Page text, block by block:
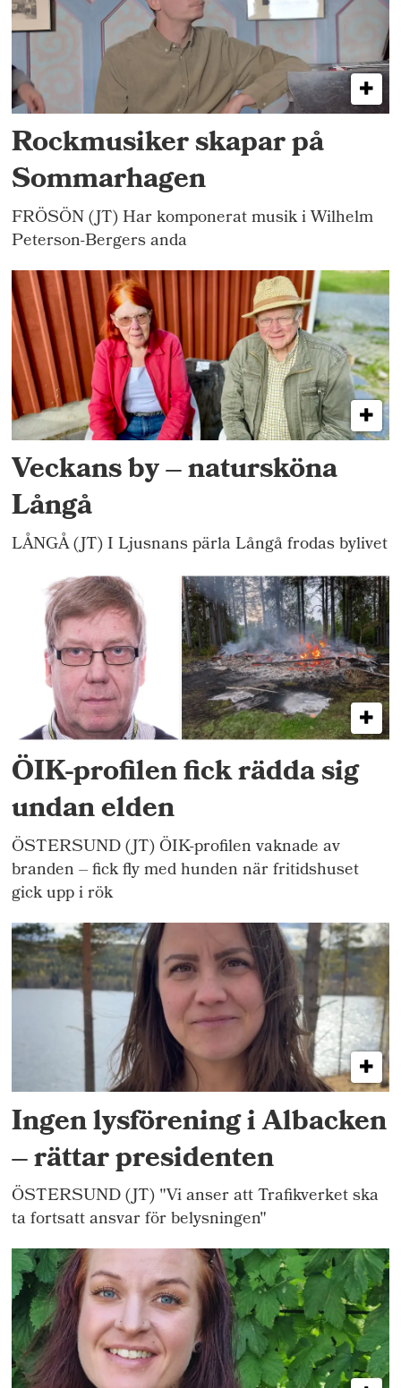
Rockmusiker skapar på
Sommarhagen
FRÖSÖN (JT) Har komponerat musik i Wilhelm
Peterson-Bergers anda
Veckans by – natursköna
Långå
LÅNGÅ (JT) I Ljusnans pärla Långå frodas bylivet
ÖIK-profilen fick rädda sig
undan elden
ÖSTERSUND (JT) ÖIK-profilen vaknade av
branden – fick fly med hunden när fritidshuset
gick upp i rök
Ingen lysförening i Albacken
– rättar presidenten
ÖSTERSUND (JT) "Vi anser att Trafikverket ska
ta fortsatt ansvar för belysningen"